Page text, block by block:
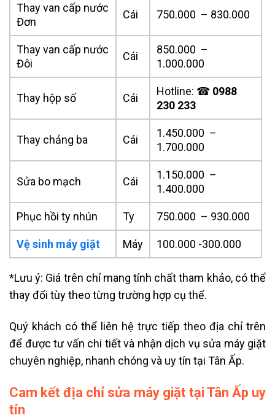
Thay van cấp nước
Đơn
Cái 750.000 – 830.000
Thay van cấp nước
Đôi
Cái
850.000 –
1.000.000
Thay hộp số Cái
Hotline: ☎ 0988
230 233
Thay chảng ba Cái
1.450.000 –
1.700.000
Sửa bo mạch Cái
1.150.000 –
1.400.000
Phục hồi ty nhún Ty 750.000 – 930.000
Vệ sinh máy giặt Máy 100.000 -300.000
*Lưu ý: Giá trên chỉ mang tính chất tham khảo, có thể
thay đổi tùy theo từng trường hợp cụ thể.
Quý khách có thể liên hệ trực tiếp theo địa chỉ trên
để được tư vấn chi tiết và nhận dịch vụ sửa máy giặt
chuyên nghiệp, nhanh chóng và uy tín tại Tân Ấp.
Cam kết địa chỉ sửa máy giặt tại Tân Ấp uy
tín